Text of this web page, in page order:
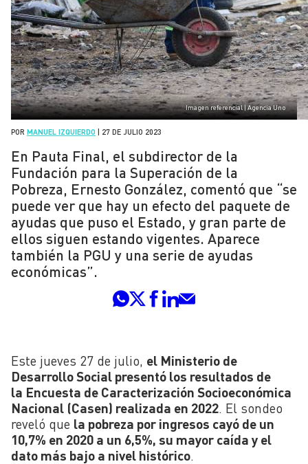
Imagen referencial | Agencia Uno
POR MANUEL IZQUIERDO 27 DE JULIO 2023
En Pauta Final, el subdirector de la
Fundación para la Superación de la
Pobreza, Ernesto González, comentó que “se
puede ver que hay un efecto del paquete de
ayudas que puso el Estado, y gran parte de
ellos siguen estando vigentes. Aparece
también la PGU y una serie de ayudas
económicas”.
Este jueves 27 de julio, el Ministerio de
Desarrollo Social presentó los resultados de
la Encuesta de Caracterización Socioeconómica
Nacional (Casen) realizada en 2022 . El sondeo
reveló que la pobreza por ingresos cayó de un
10,7% en 2020 a un 6,5%, su mayor caída y el
dato más bajo a nivel histórico